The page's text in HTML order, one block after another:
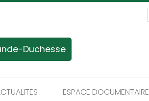
Duchesse
ESPACE DOCUMENTAIRE